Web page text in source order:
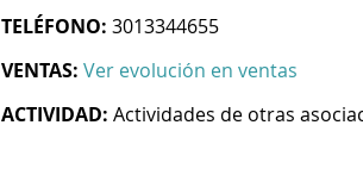
TELÉFONO: 3013344655
VENTAS: Ver evolución en ventas
ACTIVIDAD: Actividades de otras